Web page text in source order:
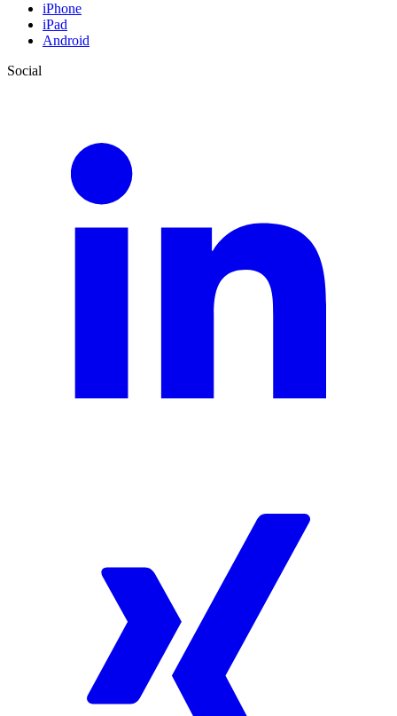
iPhone
iPad
Android
Social